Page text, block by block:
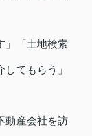
」「土地検索
てもらう」
動産会社を訪